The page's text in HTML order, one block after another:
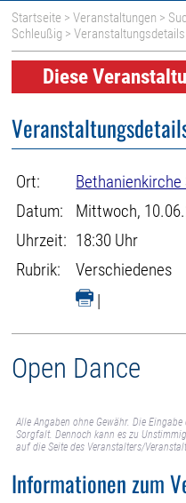
Startseite >Veranstaltungen >
Schleußig > Veranstaltungsdetails
Diese
Ort:
Datum:
Mittwoch,
Uhrzeit: 18:30 Uhr
Rubrik:
Verschiedenes
|
Open Dance
Alle Angaben ohne Gewähr. Die
Sorgfalt. Dennoch kann es zu
auf die Seite des Veranstalters/
Informationen zum